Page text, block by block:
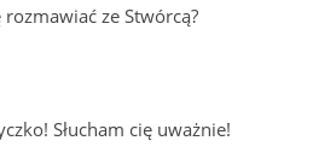
ze Stwórcą?
Słucham cię uważnie!